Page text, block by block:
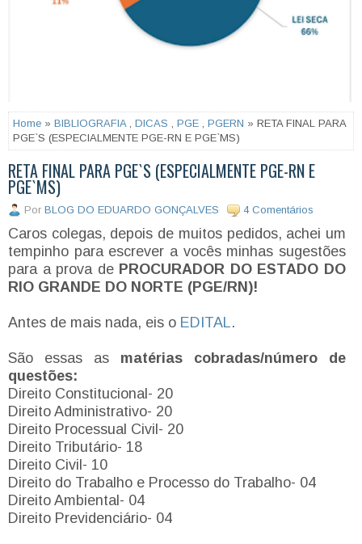
Home » BIBLIOGRAFIA DICAS PGE PGERN » RETA FINAL PARA
PGE`S (ESPECIALMENTE PGE-RN E PGE`MS)
RETA FINAL PARA PGE`S (ESPECIALMENTE PGE-RN E
PGE`MS)
Por BLOG DO EDUARDO GONÇALVES 4 Comentários
Caros colegas, depois de muitos pedidos, achei um
tempinho para escrever a vocês minhas sugestões
para a prova de PROCURADOR DO ESTADO DO
RIO GRANDE DO NORTE (PGE/RN)!
Antes de mais nada, eis o EDITAL.
São essas as matérias cobradas/número de
questões:
Direito Constitucional- 20
Direito Administrativo- 20
Direito Processual Civil- 20
Direito Tributário- 18
Direito Civil- 10
Direito do Trabalho e Processo do Trabalho- 04
Direito Ambiental- 04
Direito Previdenciário- 04